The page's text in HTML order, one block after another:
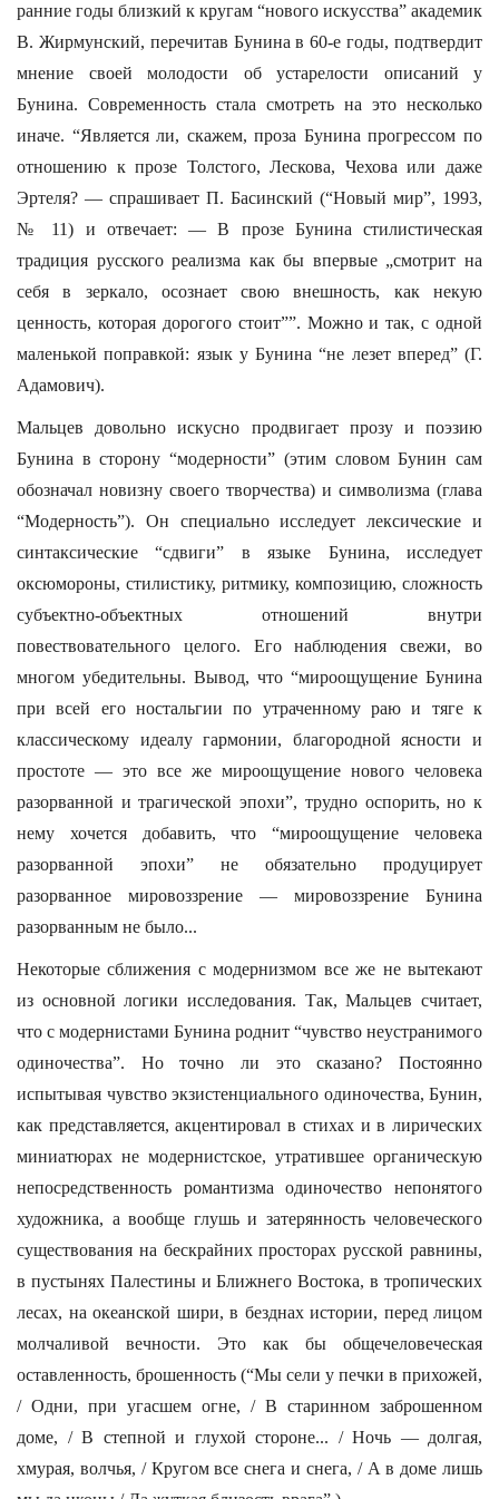
ранние годы близкий к кругам “нового искусства” академик
В. Жирмунский, перечитав Бунина в 60-е годы, подтвердит
мнение своей молодости об устарелости описаний у
Бунина. Современность стала смотреть на это несколько
иначе. “Является ли, скажем, проза Бунина прогрессом по
отношению к прозе Толстого, Лескова, Чехова или даже
Эртеля? — спрашивает П. Басинский (“Новый мир”, 1993,
№ 11) и отвечает: — В прозе Бунина стилистическая
традиция русского реализма как бы впервые „смотрит на
себя в зеркало, осознает свою внешность, как некую
ценность, которая дорогого стоит””. Можно и так, с одной
маленькой поправкой: язык у Бунина “не лезет вперед” (Г.
Адамович).
Мальцев довольно искусно продвигает прозу и поэзию
Бунина в сторону “модерности” (этим словом Бунин сам
обозначал новизну своего творчества) и символизма (глава
“Модерность”). Он специально исследует лексические и
синтаксические “сдвиги” в языке Бунина, исследует
оксюмороны, стилистику, ритмику, композицию, сложность
субъектно-объектных отношений внутри
повествовательного целого. Его наблюдения свежи, во
многом убедительны. Вывод, что “мироощущение Бунина
при всей его ностальгии по утраченному раю и тяге к
классическому идеалу гармонии, благородной ясности и
простоте — это все же мироощущение нового человека
разорванной и трагической эпохи”, трудно оспорить, но к
нему хочется добавить, что “мироощущение человека
разорванной эпохи” не обязательно продуцирует
разорванное мировоззрение — мировоззрение Бунина
разорванным не было...
Некоторые сближения с модернизмом все же не вытекают
из основной логики исследования. Так, Мальцев считает,
что с модернистами Бунина роднит “чувство неустранимого
одиночества”. Но точно ли это сказано? Постоянно
испытывая чувство экзистенциального одиночества, Бунин,
как представляется, акцентировал в стихах и в лирических
миниатюрах не модернистское, утратившее органическую
непосредственность романтизма одиночество непонятого
художника, а вообще глушь и затерянность человеческого
существования на бескрайних просторах русской равнины,
в пустынях Палестины и Ближнего Востока, в тропических
лесах, на океанской шири, в безднах истории, перед лицом
молчаливой вечности. Это как бы общечеловеческая
оставленность, брошенность (“Мы сели у печки в прихожей,
/ Одни, при угасшем огне, / В старинном заброшенном
доме, / В степной и глухой стороне... / Ночь — долгая,
хмурая, волчья, / Кругом все снега и снега, / А в доме лишь